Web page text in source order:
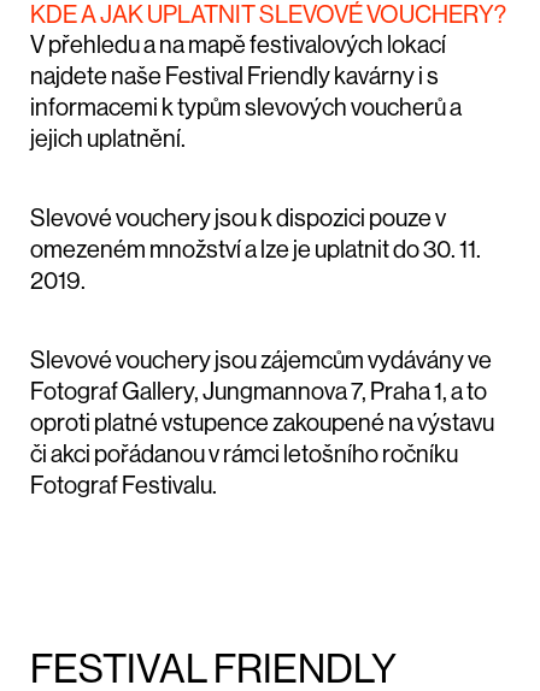
KDE A JAK UPLATNIT SLEVOVÉ VOUCHERY?
V přehledu a na mapě festivalových lokací
najdete naše Festival Friendly kavárny i s
informacemi k typům slevových voucherů a
jejich uplatnění.
Slevové vouchery jsou k dispozici pouze v
omezeném množství a lze je uplatnit do 30. 11.
2019.
Slevové vouchery jsou zájemcům vydávány ve
Fotograf Gallery, Jungmannova 7, Praha 1, a to
oproti platné vstupence zakoupené na výstavu
či akci pořádanou v rámci letošního ročníku
Fotograf Festivalu.
FESTIVAL FRIENDLY